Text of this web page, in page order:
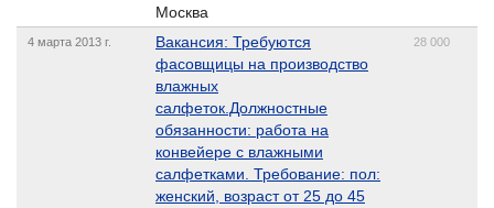
Москва
4 марта 2013 г.
Вакансия: Требуются
фасовщицы на производство
влажных
салфеток.Должностные
обязанности: работа на
конвейере с влажными
салфетками. Требование: пол:
женский, возраст от 25 до 45
28 000